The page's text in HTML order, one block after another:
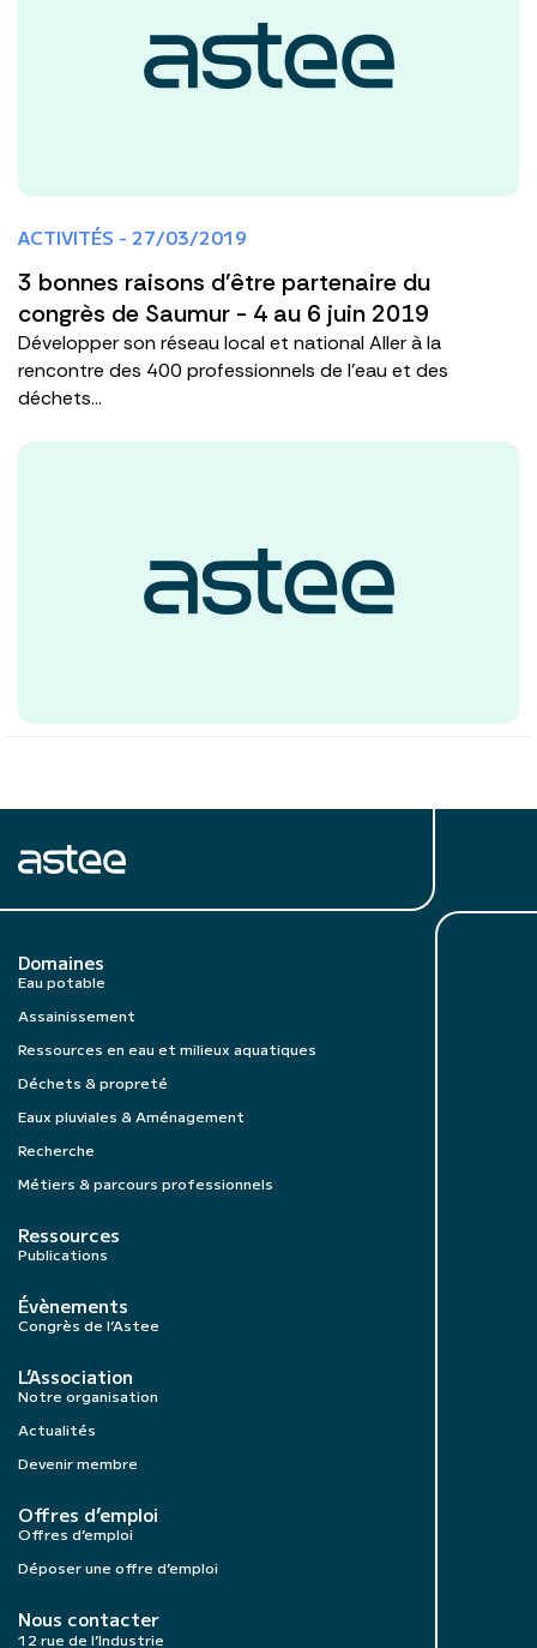
ACTIVITÉS - 27/03/2019
3 bonnes raisons d'être partenaire du
congrès de Saumur - 4 au 6 juin 2019
Développer son réseau local et national Aller à la
rencontre des 400 professionnels de l'eau et des
déchets...
Domaines
Eau potable
Assainissement
Ressources en eau et milieux aquatiques
Déchets & propreté
Eaux pluviales & Aménagement
Recherche
Métiers & parcours professionnels
Ressources
Publications
Évènements
Congrès de l’Astee
L’Association
Notre organisation
Actualités
Devenir membre
Offres d’emploi
Offres d’emploi
Déposer une offre d’emploi
Nous contacter
12 rue de l’Industrie